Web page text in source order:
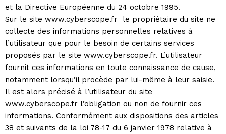
et la Directive Européenne du 24 octobre 1995.
Sur le site www.cyberscope.fr le propriétaire du site ne
collecte des informations personnelles relatives à
l’utilisateur que pour le besoin de certains services
proposés par le site www.cyberscope.fr. L’utilisateur
fournit ces informations en toute connaissance de cause,
notamment lorsqu’il procède par lui-même à leur saisie.
Il est alors précisé à l’utilisateur du site
www.cyberscope.fr l’obligation ou non de fournir ces
informations. Conformément aux dispositions des articles
38 et suivants de la loi 78-17 du 6 janvier 1978 relative à